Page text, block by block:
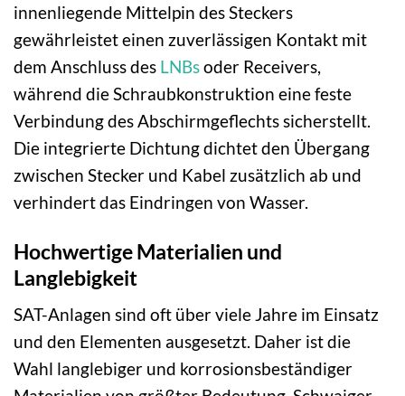
innenliegende Mittelpin des Steckers
gewährleistet einen zuverlässigen Kontakt mit
dem Anschluss des LNBsoder Receivers,
während die Schraubkonstruktion eine feste
Verbindung des Abschirmgeflechts sicherstellt.
Die integrierte Dichtung dichtet den Übergang
zwischen Stecker und Kabel zusätzlich ab und
verhindert das Eindringen von Wasser.
Hochwertige Materialien und
Langlebigkeit
SAT-Anlagen sind oft über viele Jahre im Einsatz
und den Elementen ausgesetzt. Daher ist die
Wahl langlebiger und korrosionsbeständiger